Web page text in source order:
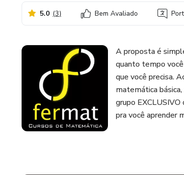
5.0 (3) Bem Avaliado
A proposta é
quanto tempo
que você precisa.
matemática
grupo
pra você aprender